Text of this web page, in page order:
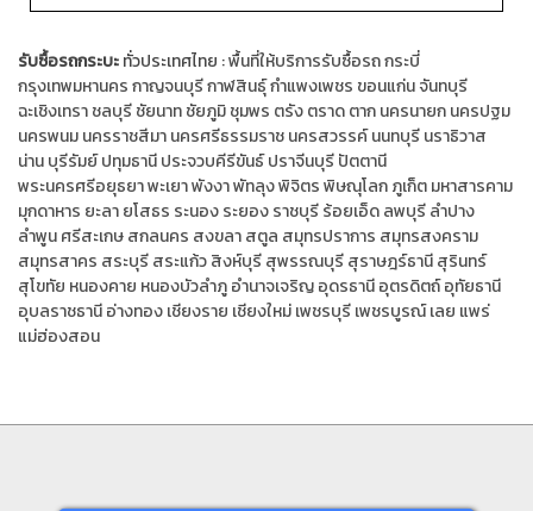
รับซื้อรถกระบะทั่วประเทศไทย :พื้นที่ให้บริการรับซื้อรถกระบี่
กรุงเทพมหานครกาญจนบุรีกาฬสินธุ์กำแพงเพชร ขอนแก่นจันทบุรี
ฉะเชิงเทราชลบุรีชัยนาทชัยภูมิชุมพร ตรังตราดตากนครนายกนครปฐม
นครพนมนครราชสีมานครศรีธรรมราชนครสวรรค์นนทบุรีนราธิวาส
น่านบุรีรัมย์ปทุมธานีประจวบคีรีขันธ์ปราจีนบุรีปัตตานี
พระนครศรีอยุธยาพะเยาพังงาพัทลุงพิจิตรพิษณุโลกภูเก็ตมหาสารคาม
มุกดาหาร ยะลายโสธร ระนองระยองราชบุรีร้อยเอ็ดลพบุรีลำปาง
ลำพูนศรีสะเกษสกลนคร สงขลาสตูล สมุทรปราการ สมุทรสงคราม
สมุทรสาคร สระบุรีสระแก้วสิงห์บุรีสุพรรณบุรีสุราษฎร์ธานีสุรินทร์
สุโขทัย หนองคาย หนองบัวลำภูอำนาจเจริญอุดรธานีอุตรดิตถ์อุทัยธานี
อุบลราชธานีอ่างทองเชียงราย เชียงใหม่เพชรบุรีเพชรบูรณ์เลย แพร่
แม่ฮ่องสอน